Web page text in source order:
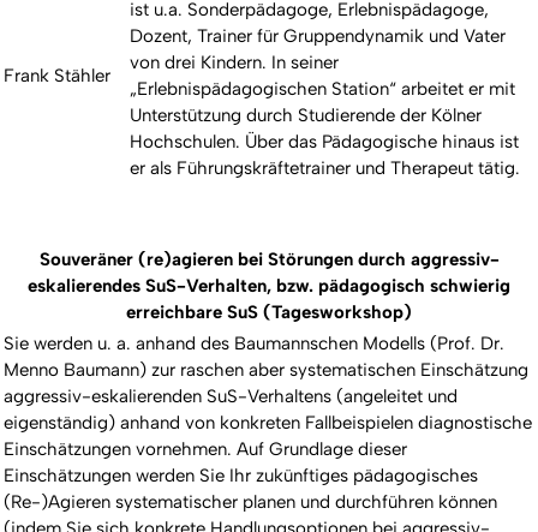
Frank Stähler
ist u.a. Sonderpädagoge, Erlebnispädagoge,
Dozent, Trainer für Gruppendynamik und Vater
von drei Kindern. In seiner
„Erlebnispädagogischen Station“ arbeitet er mit
Unterstützung durch Studierende der Kölner
Hochschulen. Über das Pädagogische hinaus ist
er als Führungskräftetrainer und Therapeut tätig.
Souveräner (re)agieren bei Störungen durch aggressiv-
eskalierendes SuS-Verhalten, bzw. pädagogisch schwierig
erreichbare SuS (Tagesworkshop)
Sie werden u. a. anhand des Baumannschen Modells (Prof. Dr.
Menno Baumann) zur raschen aber systematischen Einschätzung
aggressiv-eskalierenden SuS-Verhaltens (angeleitet und
eigenständig) anhand von konkreten Fallbeispielen diagnostische
Einschätzungen vornehmen. Auf Grundlage dieser
Einschätzungen werden Sie Ihr zukünftiges pädagogisches
(Re-)Agieren systematischer planen und durchführen können